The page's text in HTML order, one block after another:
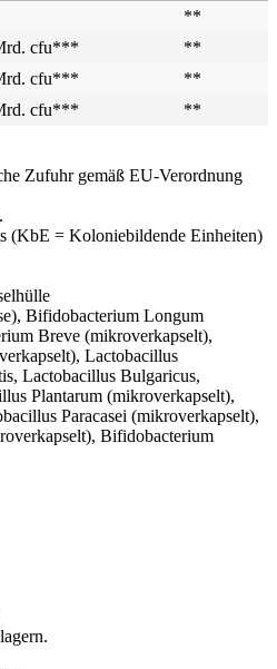
**
cfu***
**
cfu***
**
cfu*** **
Zufuhr gemäß EU-Verordnung
= Koloniebildende Einheiten)
Bifidobacterium Longum
Breve (mikroverkapselt),
Lactobacillus
Lactobacillus Bulgaricus,
Plantarum (mikroverkapselt),
Paracasei (mikroverkapselt),
Bifidobacterium